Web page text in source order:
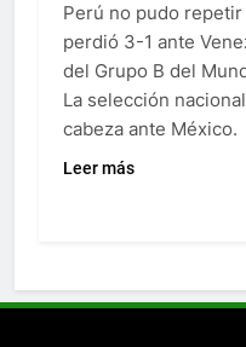
Perú no pudo
perdió 3-1 ante
del Grupo B del
La selección
cabeza ante México.
Leer más